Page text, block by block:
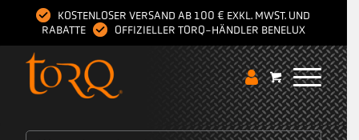
KOSTENLOSER VERSAND AB 100 € EXKL. MWST. UND
RABATTE
OFFIZIELLER TORQ-HÄNDLER BENELUX